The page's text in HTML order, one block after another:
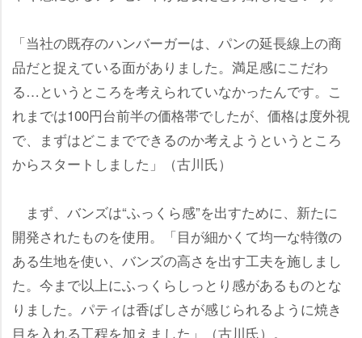
「当社の既存のハンバーガーは、パンの延長線上の商
品だと捉えている面がありました。満足感にこだわ
る…というところを考えられていなかったんです。こ
れまでは100円台前半の価格帯でしたが、価格は度外視
で、まずはどこまでできるのか考えようというところ
からスタートしました」（古川氏）
まず、バンズは“ふっくら感”を出すために、新たに
開発されたものを使用。「目が細かくて均一な特徴の
ある生地を使い、バンズの高さを出す工夫を施しまし
た。今まで以上にふっくらしっとり感があるものとな
りました。パティは香ばしさが感じられるように焼き
目を入れる工程を加えました」（古川氏）。